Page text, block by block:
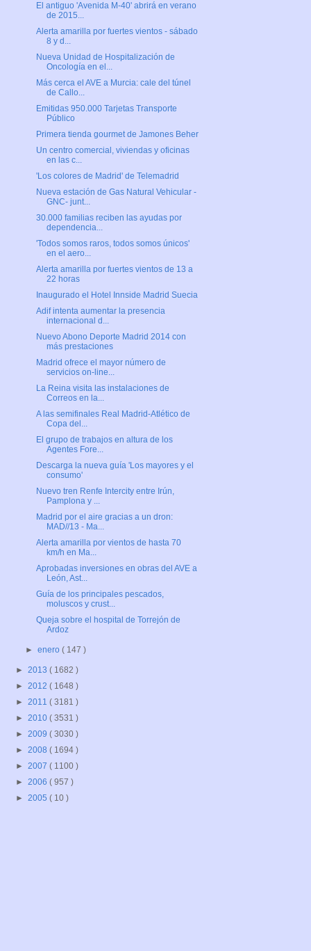
El antiguo 'Avenida M-40' abrirá en verano
de 2015...
Alerta amarilla por fuertes vientos - sábado
8 y d...
Nueva Unidad de Hospitalización de
Oncología en el...
Más cerca el AVE a Murcia: cale del túnel
de Callo...
Emitidas 950.000 Tarjetas Transporte
Público
Primera tienda gourmet de Jamones Beher
Un centro comercial, viviendas y oficinas
en las c...
'Los colores de Madrid' de Telemadrid
Nueva estación de Gas Natural Vehicular -
GNC- junt...
30.000 familias reciben las ayudas por
dependencia...
'Todos somos raros, todos somos únicos'
en el aero...
Alerta amarilla por fuertes vientos de 13 a
22 horas
Inaugurado el Hotel Innside Madrid Suecia
Adif intenta aumentar la presencia
internacional d...
Nuevo Abono Deporte Madrid 2014 con
más prestaciones
Madrid ofrece el mayor número de
servicios on-line...
La Reina visita las instalaciones de
Correos en la...
A las semifinales Real Madrid-Atlético de
Copa del...
El grupo de trabajos en altura de los
Agentes Fore...
Descarga la nueva guía 'Los mayores y el
consumo'
Nuevo tren Renfe Intercity entre Irún,
Pamplona y ...
Madrid por el aire gracias a un dron:
MAD//13 - Ma...
Alerta amarilla por vientos de hasta 70
km/h en Ma...
Aprobadas inversiones en obras del AVE a
León, Ast...
Guía de los principales pescados,
moluscos y crust...
Queja sobre el hospital de Torrejón de
Ardoz
►enero( 147 )
► 2013 ( 1682 )
► 2012 ( 1648 )
► 2011 ( 3181 )
► 2010 ( 3531 )
► 2009 ( 3030 )
► 2008 ( 1694 )
► 2007 ( 1100 )
► 2006 ( 957 )
► 2005 ( 10 )